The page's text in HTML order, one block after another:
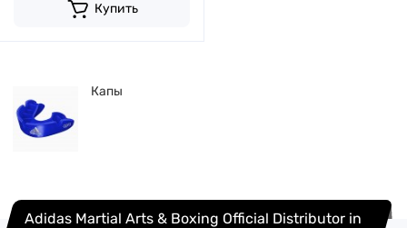
Купить
Капы
Adidas Martial Arts & Boxing Official Distributor in